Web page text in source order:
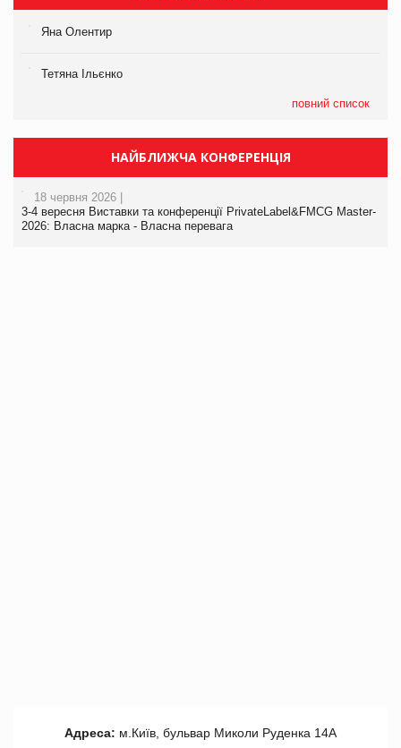
Яна Олентир
Тетяна Ільєнко
повний список
НАЙБЛИЖЧА КОНФЕРЕНЦІЯ
18 червня 2026 |
3-4 вересня Виставки та конференції PrivateLabel&FMCG Master-
2026: Власна марка - Власна перевага
Адреса: м.Київ, бульвар Миколи Руденка 14А